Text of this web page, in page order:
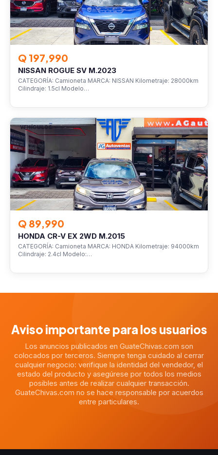
Q 197,990
NISSAN ROGUE SV M.2023
CATEGORÍA: Camioneta MARCA: NISSAN Kilometraje: 28000km
Cilindraje: 1.5cl Modelo…
VEHÍCULOS
Q 89,990
HONDA CR-V EX 2WD M.2015
CATEGORÍA: Camioneta MARCA: HONDA Kilometraje: 94000km
Cilindraje: 2.4cl Modelo:…
Aviso importante para los usuarios
Los anuncios publicados en GuateChivas.com son
colocados por terceros. Siempre tenga cuidado al cerrar
cualquier negocio: verifique la identidad del vendedor, el
estado del producto y asegúrese por todos los medios
posibles antes de realizar cualquier transacción.
GuateChivas.com no se hace responsable por acuerdos
entre particulares.